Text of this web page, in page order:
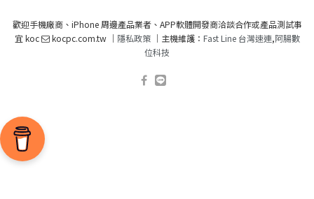
歡迎手機廠商、iPhone 周邊產品業者、APP軟體開發商洽談合作或產品測試事
宜 koc
kocpc.com.tw ｜ 隱私政策｜主機維護： Fast Line 台灣速連,阿腸數
位科技